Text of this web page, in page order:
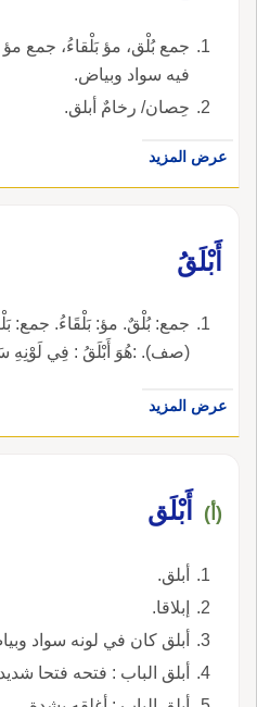
جمع بُلْق، مؤ بَلْقاءُ، جمع
فيه سواد وبياض.
حِصان/ رخامٌ أبلق.
عرض المزيد
أَبْلَقُ
جمع: بُلْقٌ. مؤ: بَلْقَاءُ. جمع:
(صف). :هُوَ أَبْلَقُ : فِي لَوْنِهِ
عرض المزيد
(أ) أَبْلَق
أبلق.
إبلاقا.
أبلق كان في لونه سواد
أبلق الباب : فتحه فتحا